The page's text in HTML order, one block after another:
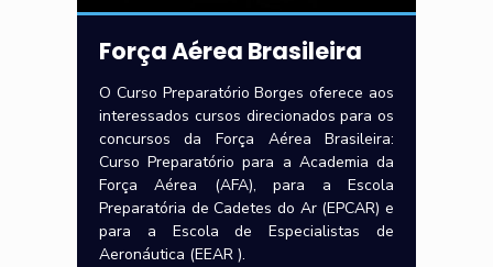
Força Aérea Brasileira
O Curso Preparatório Borges oferece aos
interessados cursos direcionados para os
concursos da Força Aérea Brasileira:
Curso Preparatório para a Academia da
Força Aérea (AFA), para a Escola
Preparatória de Cadetes do Ar (EPCAR) e
para a Escola de Especialistas de
Aeronáutica (EEAR ).